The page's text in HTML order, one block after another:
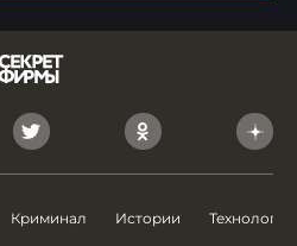
Криминал Истории Технологии